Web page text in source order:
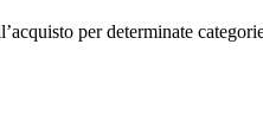
per determinate